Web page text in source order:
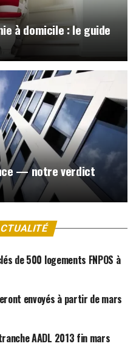
à domicile : le guide
— notre verdict
de 500 logements FNPOS à
envoyés à partir de mars
AADL 2013 fin mars